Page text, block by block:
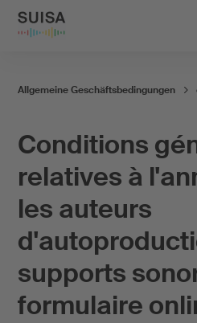
Conditions
relatives à
les auteurs
supports
formulaire
Allgemeine Geschäftsbedingungen